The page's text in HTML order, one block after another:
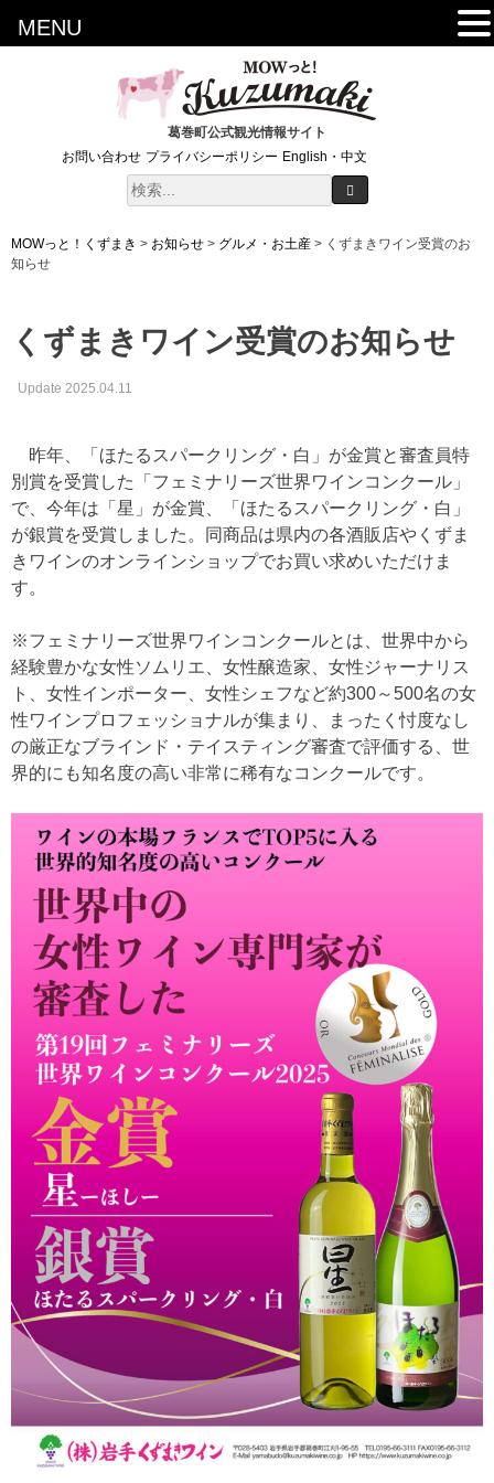
葛巻町公式観光情報サイト
お問い合わせ プライバシーポリシー English・中文
MOWっと！くずまき > お知らせ > グルメ・お土産 > くずまきワイン受賞のお
知らせ
くずまきワイン受賞のお知らせ
Update 2025.04.11
昨年、「ほたるスパークリング・白」が金賞と審査員特
別賞を受賞した「フェミナリーズ世界ワインコンクール」
で、今年は「星」が金賞、「ほたるスパークリング・白」
が銀賞を受賞しました。同商品は県内の各酒販店やくずま
きワインのオンラインショップでお買い求めいただけま
す。
※フェミナリーズ世界ワインコンクールとは、世界中から
経験豊かな女性ソムリエ、女性醸造家、女性ジャーナリス
ト、女性インポーター、女性シェフなど約300～500名の女
性ワインプロフェッショナルが集まり、まったく忖度なし
の厳正なブラインド・テイスティング審査で評価する、世
界的にも知名度の高い非常に稀有なコンクールです。
MENU